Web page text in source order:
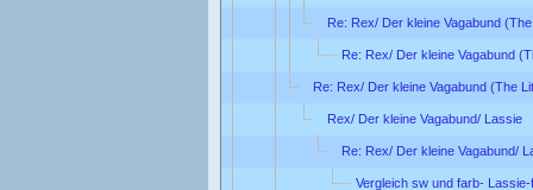
Re: Rex/ Der kleine Vagabund
Re: Rex/ Der kleine Vagabund
Re: Rex/ Der kleine Vagabund (The
Rex/ Der kleine Vagabund/ Lassie
Re: Rex/ Der kleine Vagabund/
Vergleich sw und farb- Lassie-